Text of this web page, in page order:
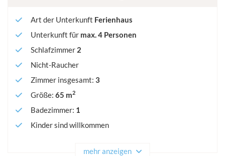
Art der Unterkunft Ferienhaus
Unterkunft für max.4 Personen
Schlafzimmer 2
Nicht-Raucher
Zimmer insgesamt: 3
Größe: 65 m2
Badezimmer: 1
Kinder sind willkommen
mehr anzeigen